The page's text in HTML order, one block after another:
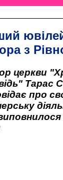
з
церкви
Тарас
про